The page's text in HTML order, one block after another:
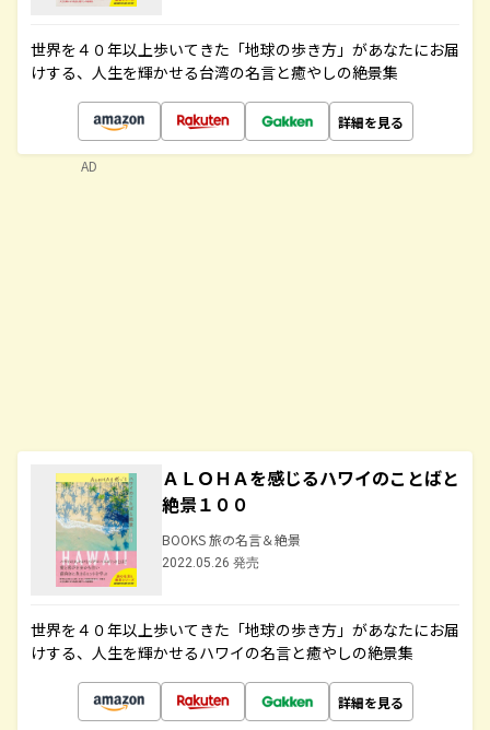
世界を４０年以上歩いてきた「地球の歩き方」があなたにお届
けする、人生を輝かせる台湾の名言と癒やしの絶景集
詳細を見る
ＡＬＯＨＡを感じるハワイのことばと
絶景１００
BOOKS 旅の名言＆絶景
2022.05.26 発売
世界を４０年以上歩いてきた「地球の歩き方」があなたにお届
けする、人生を輝かせるハワイの名言と癒やしの絶景集
詳細を見る
AD